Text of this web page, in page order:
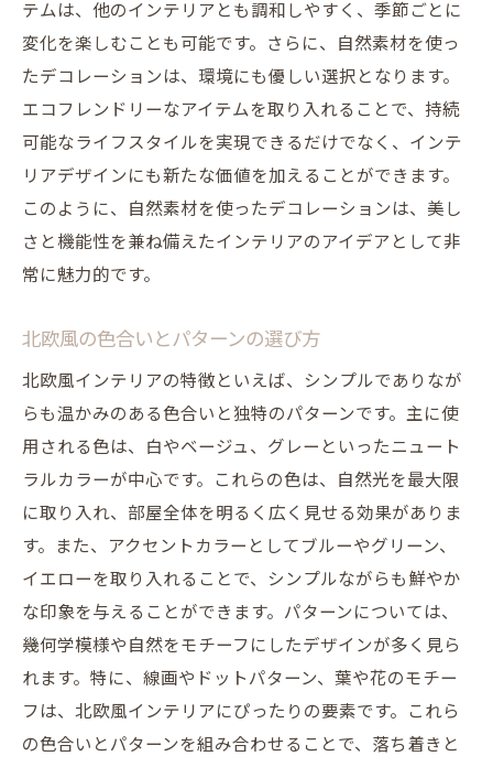
テムは、他のインテリアとも調和しやすく、季節ごとに
変化を楽しむことも可能です。さらに、自然素材を使っ
たデコレーションは、環境にも優しい選択となります。
エコフレンドリーなアイテムを取り入れることで、持続
可能なライフスタイルを実現できるだけでなく、インテ
リアデザインにも新たな価値を加えることができます。
このように、自然素材を使ったデコレーションは、美し
さと機能性を兼ね備えたインテリアのアイデアとして非
常に魅力的です。
北欧風の色合いとパターンの選び方
北欧風インテリアの特徴といえば、シンプルでありなが
らも温かみのある色合いと独特のパターンです。主に使
用される色は、白やベージュ、グレーといったニュート
ラルカラーが中心です。これらの色は、自然光を最大限
に取り入れ、部屋全体を明るく広く見せる効果がありま
す。また、アクセントカラーとしてブルーやグリーン、
イエローを取り入れることで、シンプルながらも鮮やか
な印象を与えることができます。パターンについては、
幾何学模様や自然をモチーフにしたデザインが多く見ら
れます。特に、線画やドットパターン、葉や花のモチー
フは、北欧風インテリアにぴったりの要素です。これら
の色合いとパターンを組み合わせることで、落ち着きと